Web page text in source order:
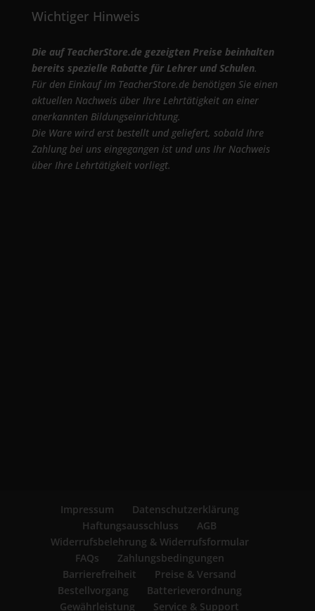
Wichtiger Hinweis
Die auf TeacherStore.de gezeigten Preise beinhalten
bereits spezielle Rabatte für Lehrer und Schulen.
Für den Einkauf im TeacherStore.de benötigen Sie einen
aktuellen Nachweis über Ihre Lehrtätigkeit an einer
anerkannten Bildungseinrichtung.
Die Ware wird erst bestellt und geliefert, sobald Ihre
Zahlung bei uns eingegangen ist und uns Ihr Nachweis
über Ihre Lehrtätigkeit vorliegt.
Impressum
Datenschutzerklärung
Haftungsausschluss
AGB
Widerrufsbelehrung & Widerrufsformular
FAQs
Zahlungsbedingungen
Barrierefreiheit
Preise & Versand
Bestellvorgang
Batterieverordnung
Gewährleistung
Service & Support